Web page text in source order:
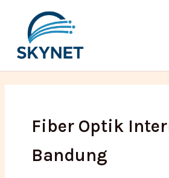
konten
Fiber Optik
Bandung